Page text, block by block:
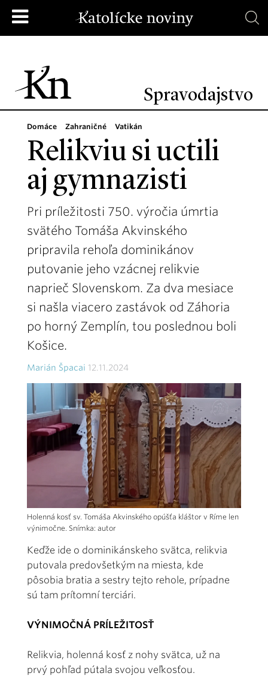
Spravodajstvo
Domáce Zahraničné Vatikán
Relikviu si uctili
aj gymnazisti
Pri príležitosti 750. výročia úmrtia
svätého Tomáša Akvinského
pripravila rehoľa dominikánov
putovanie jeho vzácnej relikvie
naprieč Slovenskom. Za dva mesiace
si našla viacero zastávok od Záhoria
po horný Zemplín, tou poslednou boli
Košice.
Marián Špacai 12.11.2024
Holenná kosť sv. Tomáša Akvinského opúšťa kláštor v Ríme len
výnimočne. Snímka: autor
Keďže ide o dominikánskeho svätca, relikvia
putovala predovšetkým na miesta, kde
pôsobia bratia a sestry tejto rehole, prípadne
sú tam prítomní terciári.
VÝNIMOČNÁ PRÍLEŽITOSŤ
Relikvia, holenná kosť z nohy svätca, už na
prvý pohľad pútala svojou veľkosťou.